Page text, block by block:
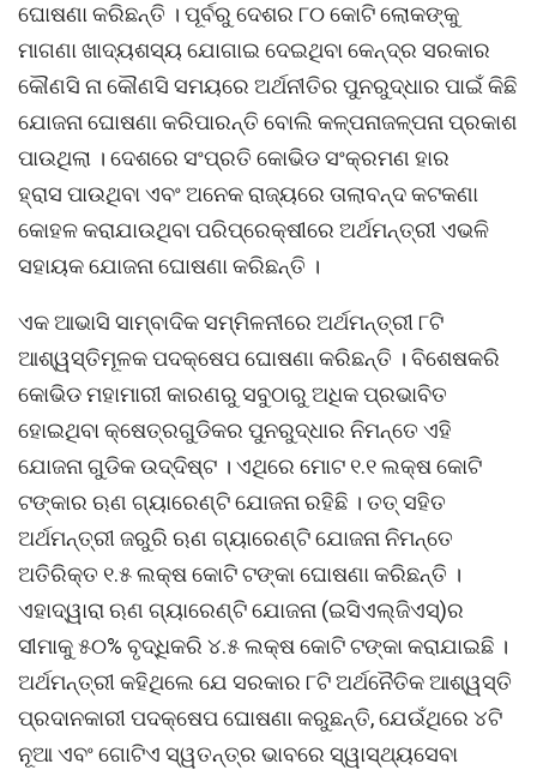
ଘୋଷଣା କରିଛନ୍ତି । ପୂର୍ବରୁ ଦେଶର ୮୦ କୋଟି ଲୋକଙ୍କୁ
ମାଗଣା ଖାଦ୍ୟଶସ୍ୟ ଯୋଗାଇ ଦେଇଥିବା କେନ୍ଦ୍ର ସରକାର
କୌଣସି ନା କୌଣସି ସମୟରେ ଅର୍ଥନୀତିର ପୁନରୁଦ୍ଧାର ପାଇଁ କିଛି
ଯୋଜନା ଘୋଷଣା କରିପାରନ୍ତି ବୋଲି କଳ୍ପନାଜଳ୍ପନା ପ୍ରକାଶ
ପାଉଥିଲା । ଦେଶରେ ସଂପ୍ରତି କୋଭିଡ ସଂକ୍ରମଣ ହାର
ହ୍ରାସ ପାଉଥିବା ଏବଂ ଅନେକ ରାଜ୍ୟରେ ତାଲାବନ୍ଦ କଟକଣା
କୋହଳ କରାଯାଉଥିବା ପରିପ୍ରେକ୍ଷୀରେ ଅର୍ଥମନ୍ତ୍ରୀ ଏଭଳି
ସହାୟକ ଯୋଜନା ଘୋଷଣା କରିଛନ୍ତି ।
ଏକ ଆଭାସି ସାମ୍ବାଦିକ ସମ୍ମିଳନୀରେ ଅର୍ଥମନ୍ତ୍ରୀ ୮ଟି
ଆଶ୍ୱସ୍ତିମୂଳକ ପଦକ୍ଷେପ ଘୋଷଣା କରିଛନ୍ତି । ବିଶେଷକରି
କୋଭିଡ ମହାମାରୀ କାରଣରୁ ସବୁଠାରୁ ଅଧିକ ପ୍ରଭାବିତ
ହୋଇଥିବା କ୍ଷେତ୍ରଗୁଡିକର ପୁନରୁଦ୍ଧାର ନିମନ୍ତେ ଏହି
ଯୋଜନା ଗୁଡିକ ଉଦ୍ଦିଷ୍ଟ । ଏଥିରେ ମୋଟ ୧.୧ ଲକ୍ଷ କୋଟି
ଟଙ୍କାର ଋଣ ଗ୍ୟାରେଣ୍ଟି ଯୋଜନା ରହିଛି । ତତ୍ ସହିତ
ଅର୍ଥମନ୍ତ୍ରୀ ଜରୁରି ଋଣ ଗ୍ୟାରେଣ୍ଟି ଯୋଜନା ନିମନ୍ତେ
ଅତିରିକ୍ତ ୧.୫ ଲକ୍ଷ କୋଟି ଟଙ୍କା ଘୋଷଣା କରିଛନ୍ତି ।
ଏହାଦ୍ୱାରା ଋଣ ଗ୍ୟାରେଣ୍ଟି ଯୋଜନା (ଇସିଏଲ୍ଜିଏସ୍)ର
ସୀମାକୁ ୫୦% ବୃଦ୍ଧିକରି ୪.୫ ଲକ୍ଷ କୋଟି ଟଙ୍କା କରାଯାଇଛି ।
ଅର୍ଥମନ୍ତ୍ରୀ କହିଥିଲେ ଯେ ସରକାର ୮ଟି ଅର୍ଥନୈତିକ ଆଶ୍ୱସ୍ତି
ପ୍ରଦାନକାରୀ ପଦକ୍ଷେପ ଘୋଷଣା କରୁଛନ୍ତି, ଯେଉଁଥିରେ ୪ଟି
ନୂଆ ଏବଂ ଗୋଟିଏ ସ୍ୱତନ୍ତ୍ର ଭାବରେ ସ୍ୱାସ୍ଥ୍ୟସେବା